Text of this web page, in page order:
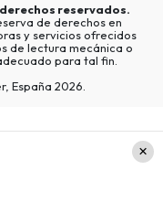
reservados.
de derechos en
y servicios ofrecidos
de lectura mecánica o
para tal fin.
España 2026.